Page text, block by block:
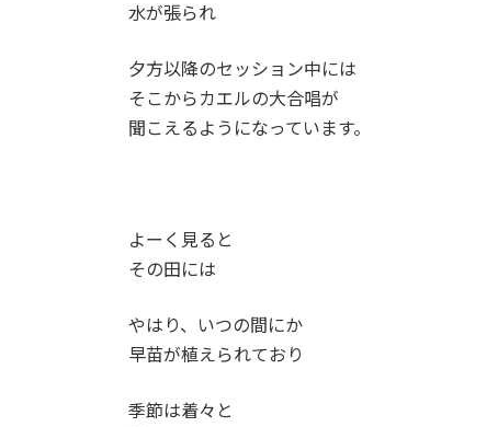
水が張られ
夕方以降のセッション中には
そこからカエルの大合唱が
聞こえるようになっています。
よーく見ると
その田には
やはり、いつの間にか
早苗が植えられており
季節は着々と